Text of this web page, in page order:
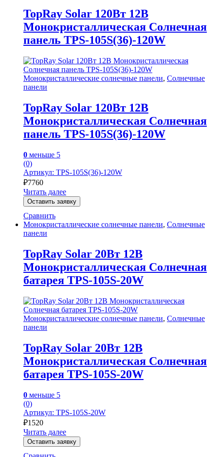
TopRay Solar 120Вт 12В
Монокристаллическая Солнечная
панель TPS-105S(36)-120W
Монокристаллические солнечные панели, Солнечные
панели
TopRay Solar 120Вт 12В
Монокристаллическая Солнечная
панель TPS-105S(36)-120W
0 меньше 5
(0)
Артикул: TPS-105S(36)-120W
₽7760
Читать далее
Оставить заявку
Сравнить
Монокристаллические солнечные панели, Солнечные
панели
TopRay Solar 20Вт 12В
Монокристаллическая Солнечная
батарея TPS-105S-20W
Монокристаллические солнечные панели, Солнечные
панели
TopRay Solar 20Вт 12В
Монокристаллическая Солнечная
батарея TPS-105S-20W
0 меньше 5
(0)
Артикул: TPS-105S-20W
₽1520
Читать далее
Оставить заявку